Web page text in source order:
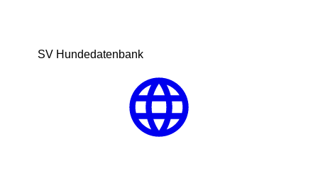
SV Hundedatenbank